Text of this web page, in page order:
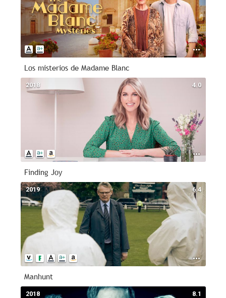
Los misterios de Madame Blanc
4.0
2018
Finding Joy
6.4
2019
Manhunt
8.1
2018